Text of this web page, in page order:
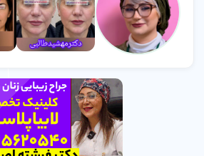
مرکز توانبخشی و نگهداری سالمندان سپیدار
مرکز سالمندان طلیعه مهر